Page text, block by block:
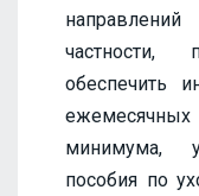
частности,
обеспечить
ежемесячных
минимума,
пособия по